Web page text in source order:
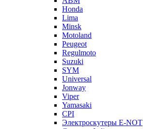
Honda
Lima
Minsk
Motoland
Peugeot
Regulmoto
Suzuki
SYM
Universal
Jonway
Viper
Yamasaki
CPI
Электроскутеры E-NOT